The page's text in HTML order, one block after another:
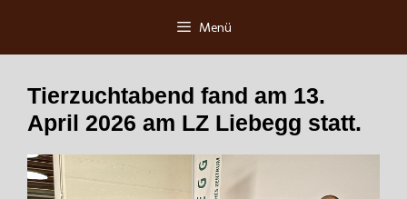
Menü
Tierzuchtabend fand am 13.
April 2026 am LZ Liebegg statt.